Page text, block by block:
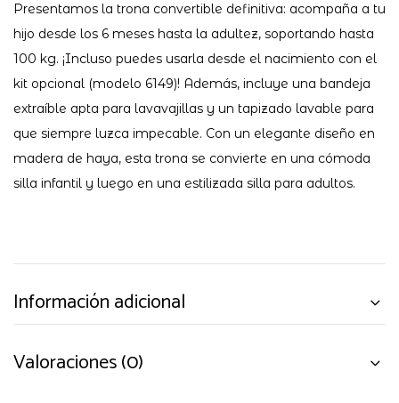
Presentamos la trona convertible definitiva: acompaña a tu
hijo desde los 6 meses hasta la adultez, soportando hasta
100 kg. ¡Incluso puedes usarla desde el nacimiento con el
kit opcional (modelo 6149)! Además, incluye una bandeja
extraíble apta para lavavajillas y un tapizado lavable para
que siempre luzca impecable. Con un elegante diseño en
madera de haya, esta trona se convierte en una cómoda
silla infantil y luego en una estilizada silla para adultos.
Información adicional
Valoraciones (0)